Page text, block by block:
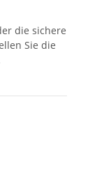
die sichere
Sie die